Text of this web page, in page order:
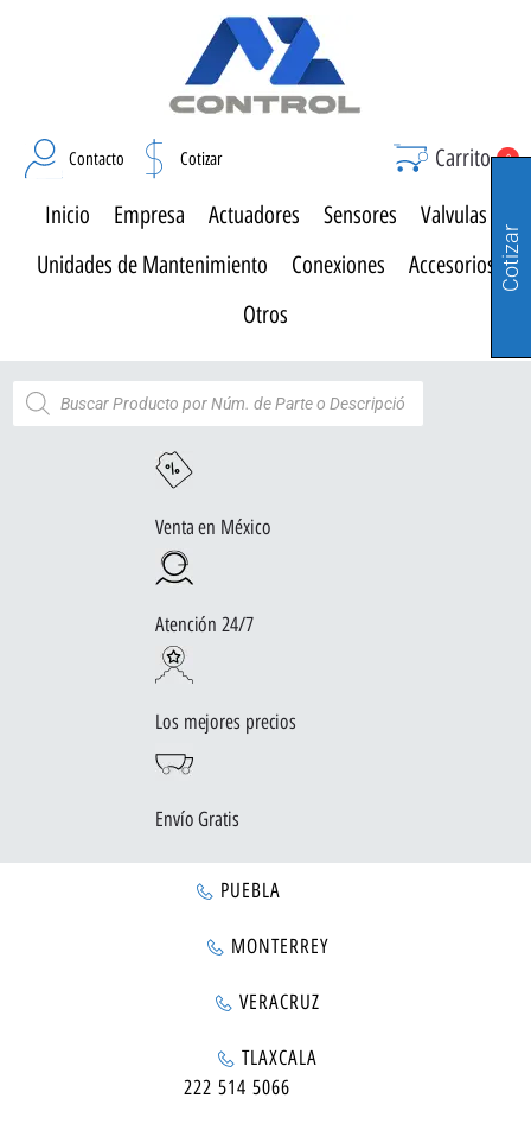
Contacto Cotizar Carrito 0
Inicio Empresa Actuadores Sensores
Valvulas
Unidades de Mantenimiento
Conexiones
Accesorios
Otros
Venta en México
Atención 24/7
Los mejores precios
Envío Gratis
PUEBLA
MONTERREY
VERACRUZ
TLAXCALA
222 514 5066
Cotizar